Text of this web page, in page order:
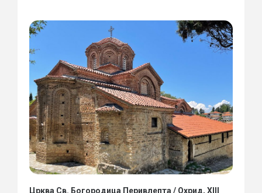
Црква Св. Богородица Перивлепта / Охрид, XIII